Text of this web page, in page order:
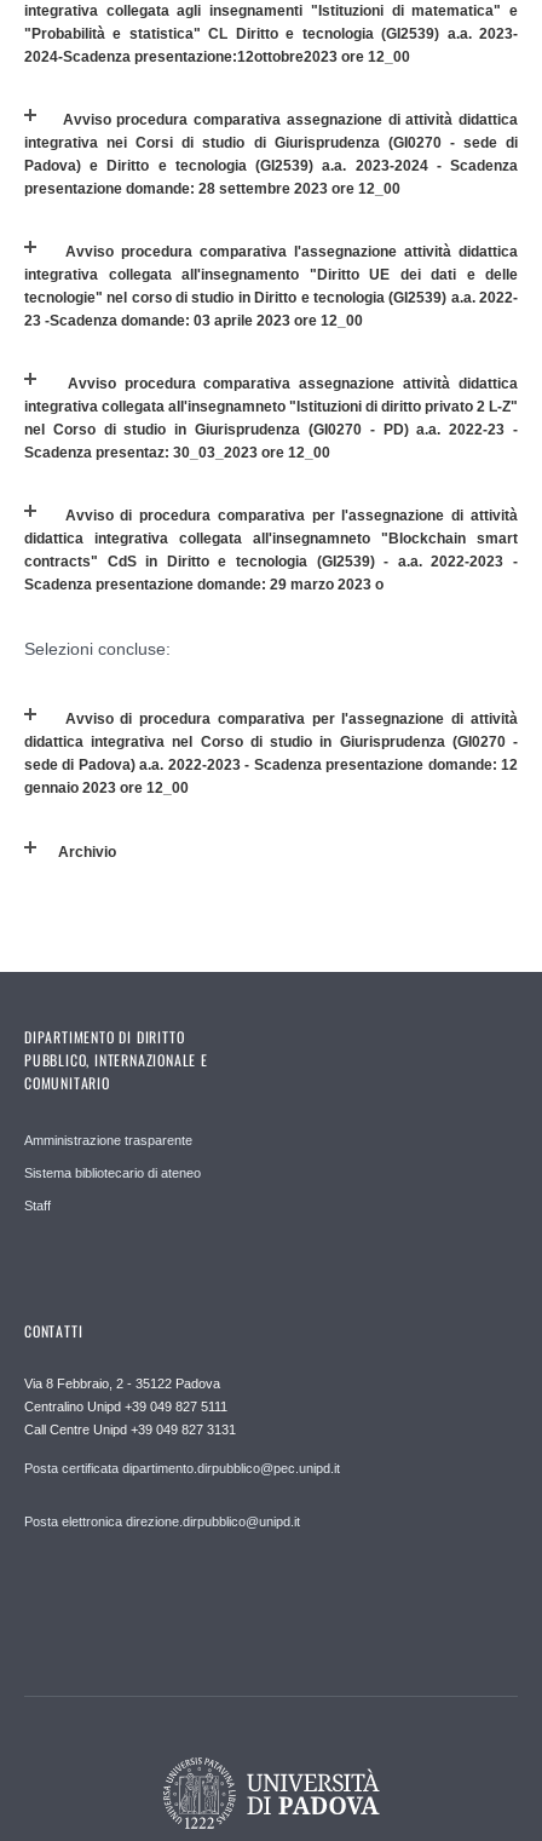
integrativa collegata agli insegnamenti "Istituzioni di matematica" e
"Probabilità e statistica" CL Diritto e tecnologia (GI2539) a.a. 2023-
2024-Scadenza presentazione:12ottobre2023 ore 12_00
Avviso procedura comparativa assegnazione di attività didattica
integrativa nei Corsi di studio di Giurisprudenza (GI0270 - sede di
Padova) e Diritto e tecnologia (GI2539) a.a. 2023-2024 - Scadenza
presentazione domande: 28 settembre 2023 ore 12_00
Avviso procedura comparativa l'assegnazione attività didattica
integrativa collegata all'insegnamento "Diritto UE dei dati e delle
tecnologie" nel corso di studio in Diritto e tecnologia (GI2539) a.a. 2022-
23 -Scadenza domande: 03 aprile 2023 ore 12_00
Avviso procedura comparativa assegnazione attività didattica
integrativa collegata all'insegnamneto "Istituzioni di diritto privato 2 L-Z"
nel Corso di studio in Giurisprudenza (GI0270 - PD) a.a. 2022-23 -
Scadenza presentaz: 30_03_2023 ore 12_00
Avviso di procedura comparativa per l'assegnazione di attività
didattica integrativa collegata all'insegnamneto "Blockchain smart
contracts" CdS in Diritto e tecnologia (GI2539) - a.a. 2022-2023 -
Scadenza presentazione domande: 29 marzo 2023 o
Selezioni concluse:
Avviso di procedura comparativa per l'assegnazione di attività
didattica integrativa nel Corso di studio in Giurisprudenza (GI0270 -
sede di Padova) a.a. 2022-2023 - Scadenza presentazione domande: 12
gennaio 2023 ore 12_00
Archivio
DIPARTIMENTO DI DIRITTO
PUBBLICO, INTERNAZIONALE E
COMUNITARIO
Amministrazione trasparente
Sistema bibliotecario di ateneo
Staff
CONTATTI
Via 8 Febbraio, 2 - 35122 Padova
Centralino Unipd +39 049 827 5111
Call Centre Unipd +39 049 827 3131
Posta certificata dipartimento.dirpubblico@pec.unipd.it
Posta elettronica direzione.dirpubblico@unipd.it